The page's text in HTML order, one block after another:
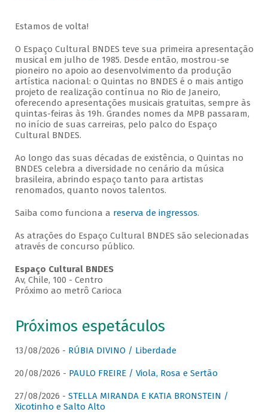
Estamos de volta!
O Espaço Cultural BNDES teve sua primeira apresentação
musical em julho de 1985. Desde então, mostrou-se
pioneiro no apoio ao desenvolvimento da produção
artística nacional: o Quintas no BNDES é o mais antigo
projeto de realização contínua no Rio de Janeiro,
oferecendo apresentações musicais gratuitas, sempre às
quintas-feiras às 19h. Grandes nomes da MPB passaram,
no início de suas carreiras, pelo palco do Espaço
Cultural BNDES.
Ao longo das suas décadas de existência, o Quintas no
BNDES celebra a diversidade no cenário da música
brasileira, abrindo espaço tanto para artistas
renomados, quanto novos talentos.
Saiba como funciona a reserva de ingressos.
As atrações do Espaço Cultural BNDES são selecionadas
através de concurso público.
Espaço Cultural BNDES
Av, Chile, 100 - Centro
Próximo ao metrô Carioca
Próximos espetáculos
13/08/2026 - RÚBIA DIVINO / Liberdade
20/08/2026 - PAULO FREIRE / Viola, Rosa e Sertão
27/08/2026 - STELLA MIRANDA E KATIA BRONSTEIN /
Xicotinho e Salto Alto